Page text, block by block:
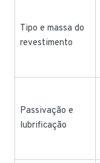
Tipo e massa do
revestimento
Passivação e
lubrificação